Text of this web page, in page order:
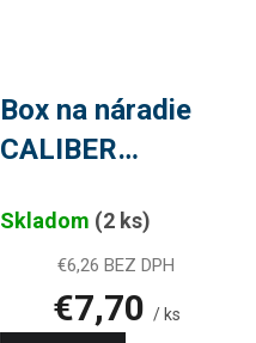
Box na náradie
CALIBER
46x25,7x22,7
cm, PLU 31591
Skladom (2 ks)
€6,26 BEZ DPH
€7,70 / ks